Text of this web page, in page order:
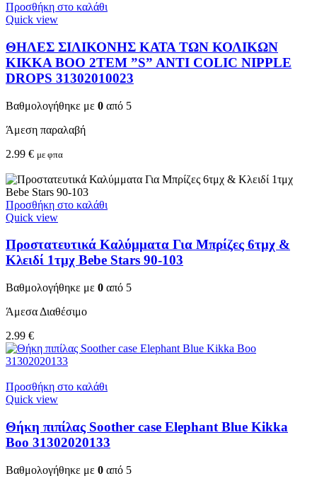
Προσθήκη στο καλάθι
Quick view
ΘΗΛΕΣ ΣΙΛΙΚΟΝΗΣ ΚΑΤΑ ΤΩΝ ΚΟΛΙΚΩΝ
KIKKA BOO 2TEM ”S” ANTI COLIC NIPPLE
DROPS 31302010023
Βαθμολογήθηκε με 0 από 5
Άμεση παραλαβή
2.99 € με φπα
Προσθήκη στο καλάθι
Quick view
Προστατευτικά Καλύμματα Για Μπρίζες 6τμχ &
Κλειδί 1τμχ Bebe Stars 90-103
Βαθμολογήθηκε με 0 από 5
Άμεσα Διαθέσιμο
2.99 €
Προσθήκη στο καλάθι
Quick view
Θήκη πιπίλας Soother case Elephant Blue Kikka
Boo 31302020133
Βαθμολογήθηκε με 0 από 5